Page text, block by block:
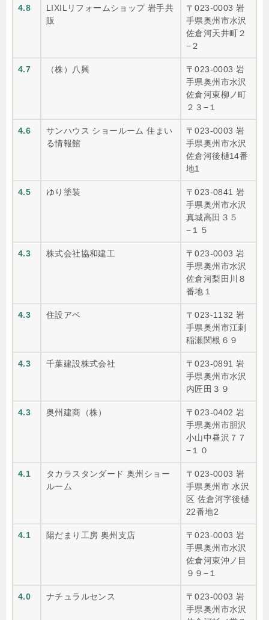
4.8
LIXILリフォームショップ 岩手共
販
〒023-0003 岩
手県奥州市水沢
佐倉河天井町２
−２
4.7 （株）八興
〒023-0003 岩
手県奥州市水沢
佐倉河東柳ノ町
２３−１
4.6
サンハウス ショールーム 住まい
る情報館
〒023-0003 岩
手県奥州市水沢
佐倉河後樋14番
地1
4.5 ゆり塗装
〒023-0841 岩
手県奥州市水沢
真城高田３５
−１５
4.3 株式会社協和建工
〒023-0003 岩
手県奥州市水沢
佐倉河梨田川８
番地１
4.3 住設アベ
〒023-1132 岩
手県奥州市江刺
稲瀬関根６９
4.3 千葉建設株式会社
〒023-0891 岩
手県奥州市水沢
内匠田３９
4.3 奥州建商（株）
〒023-0402 岩
手県奥州市胆沢
小山中昼沢７７
−１０
4.1
タカラスタンダード 奥州ショー
ルーム
〒023-0003 岩
手県奥州市 水沢
区 佐倉河字後樋
22番地2
4.1 陽だまり工房 奥州支店
〒023-0003 岩
手県奥州市水沢
佐倉河東沖ノ目
９９−１
4.0 ナチュラルセンス
〒023-0003 岩
手県奥州市水沢